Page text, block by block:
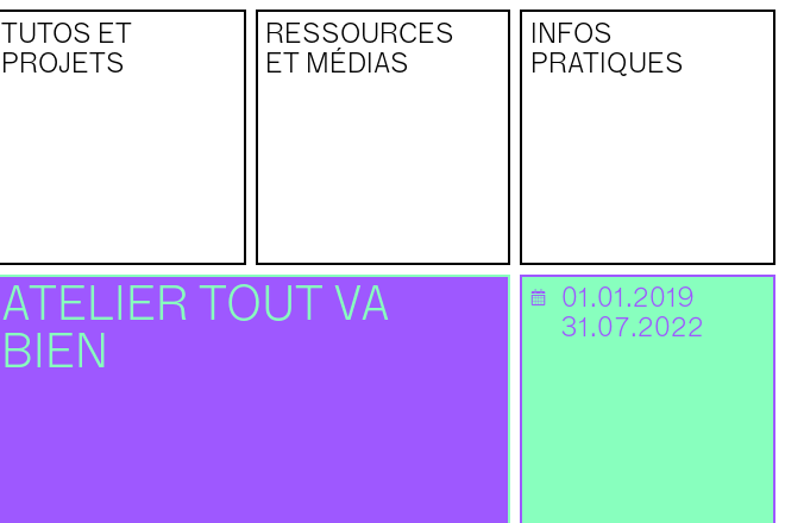
TUTOS ET
PROJETS
RESSOURCES
ET MÉDIAS
INFOS
PRATIQUES
ATELIER TOUT VA
BIEN
📅
01.01.2019
31.07.2022